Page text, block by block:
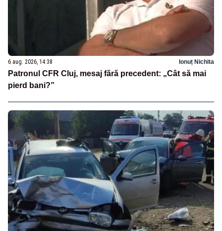
6 aug. 2026, 14:38 Ionuț Nichita
Patronul CFR Cluj, mesaj fără precedent: „Cât să mai
pierd bani?”